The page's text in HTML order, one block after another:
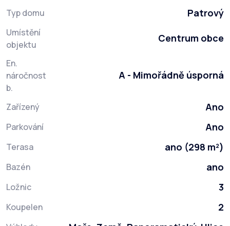
Typ domu Patrový
Umístění
objektu
Centrum obce
En.
náročnost
b.
A - Mimořádně úsporná
Zařízený Ano
Parkování Ano
Terasa ano (298 m²)
Bazén ano
Ložnic 3
Koupelen 2